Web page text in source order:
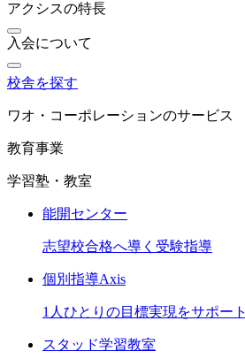
アクシスの特長
入会について
校舎を探す
ワオ・コーポレーションのサービス
教育事業
学習塾・教室
能開センター
志望校合格へ導く受験指導
個別指導Axis
1人ひとりの目標実現をサポート
スタッド学習教室